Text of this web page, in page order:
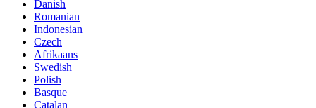
Danish
Romanian
Indonesian
Czech
Afrikaans
Swedish
Polish
Basque
Catalan